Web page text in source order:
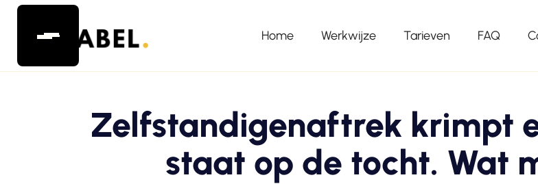
Home Werkwijze Tarieven FAQ
Zelfstandigenaftrek krimpt
staat op de tocht. Wat